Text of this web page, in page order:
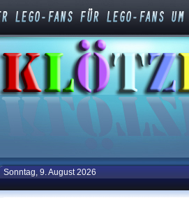
Sonntag, 9. August 2026